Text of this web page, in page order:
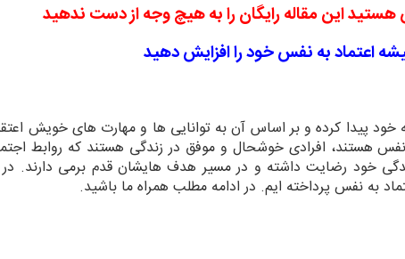
هستید این مقاله رایگان را به هیچ وجه از دست ندهید
اعتماد به نفس خود را افزایش دهید
پیدا کرده و بر اساس آن به توانایی ها و مهارت های خویش
نفس هستند، افرادی خوشحال و موفق در زندگی هستند که روابط
زندگی خود رضایت داشته و در مسیر هدف هایشان قدم برمی دارند.
به نفس پرداخته ایم. در ادامه مطلب همراه ما باشید.